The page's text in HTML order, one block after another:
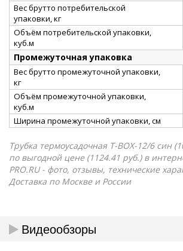
Вес брутто потребительской
упаковки, кг
Объём потребительской упаковки,
куб.м
Промежуточная упаковка
Вес брутто промежуточной упаковки,
кг
Объём промежуточной упаковки,
куб.м
Ширина промежуточной упаковки, см
Трубка термоусадочная Т-BOX-12/6 син
по выгодной цене (1124.41 руб.) в
PRO.RU - фото, отзывы, технические
Доставка по Москве и России
Видеообзоры